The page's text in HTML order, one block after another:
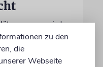
waren, wird
Stück
Erst mit dem
zu den
die
Webseite